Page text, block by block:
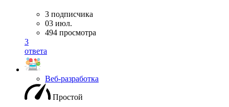
3 подписчика
03 июл.
494 просмотра
3
ответа
Веб-разработка
Простой